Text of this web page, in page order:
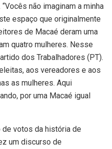
não imaginam a minha
espaço que originalmente
de Macaé deram uma
quatro mulheres. Nesse
dos Trabalhadores (PT).
aos vereadores e aos
as mulheres. Aqui
por uma Macaé igual
de votos da história de
um discurso de